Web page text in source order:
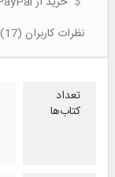
نظرات کاربران (17)
تعداد
کتاب‌ها